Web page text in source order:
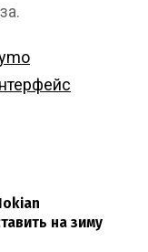
на зиму